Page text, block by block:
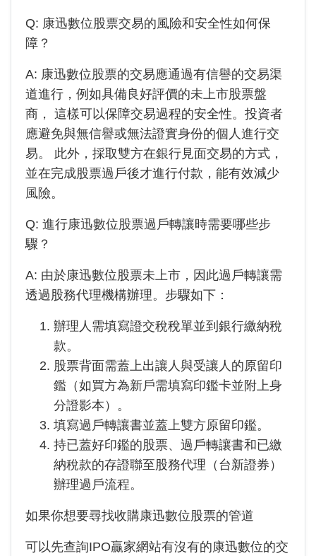
Q: 康迅數位股票交易的風險和安全性如何保
障？
A: 康迅數位股票的交易應通過有信譽的交易渠
道進行，例如具備良好評價的未上市股票盤
商， 這樣可以保障交易過程的安全性。投資者
應避免與無信譽或無法證實身份的個人進行交
易。 此外，採取雙方在銀行見面交易的方式，
並在完成股票過戶後才進行付款，能有效減少
風險。
Q: 進行康迅數位股票過戶轉讓時需要哪些步
驟？
A: 由於康迅數位股票未上市，因此過戶轉讓需
透過股務代理機構辦理。步驟如下：
辦理人需填寫證交稅稅單並到銀行繳納稅
款。
股票背面需蓋上出讓人與受讓人的原留印
鑑（如買方為新戶需填寫印鑑卡並附上身
分證影本）。
填寫過戶轉讓書並蓋上雙方原留印鑑。
持已蓋好印鑑的股票、過戶轉讓書和已繳
納稅款的存證聯至股務代理（ 台新證券 ）
辦理過戶流程。
如果你想要尋找收購康迅數位股票的管道
可以先查詢IPO贏家網站有沒有的康迅數位的交